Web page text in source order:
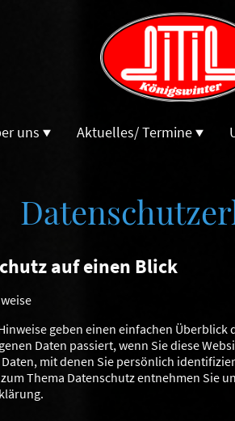
uns Aktuelles/ Termine
auf einen Blick
geben einen einfachen Überblick
Daten passiert, wenn Sie diese
Daten, mit denen Sie persönlich
Thema Datenschutz entnehmen Sie